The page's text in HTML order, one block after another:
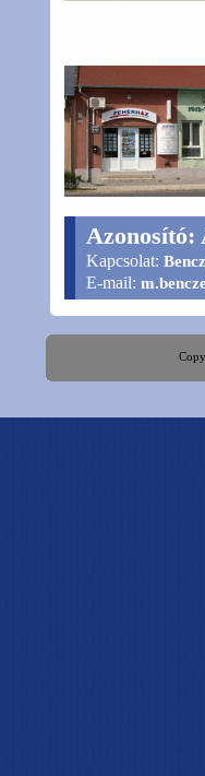
Azonosító:
Kapcsolat:
E-mail: